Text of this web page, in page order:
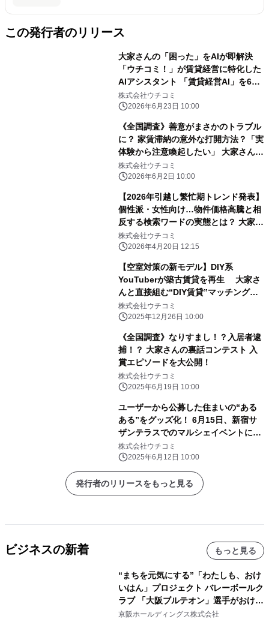
この発行者のリリース
大家さんの「困った」をAIが即解決
「ウチコミ！」が賃貸経営に特化した
AIアシスタント 「賃貸経営AI」を6月
23日より無料提供開始
株式会社ウチコミ
2026年6月23日 10:00
《全国調査》善意がまさかのトラブル
に？ 家賃滞納の意外な打開方法？「実
体験から注意喚起したい」 大家さんの
裏話コンテスト 入賞エピソード大公
開！
株式会社ウチコミ
2026年6月2日 10:00
【2026年引越し繁忙期トレンド発表】
個性派・女性向け…物件価格高騰と相
反する検索ワードの実態とは？ 大家さ
ん直接募集のウチコミ！検索分析結果
発表
株式会社ウチコミ
2026年4月20日 12:15
【空室対策の新モデル】DIY系
YouTuberが築古賃貸を再生 大家さ
んと直接組む“DIY賃貸”マッチング企
画を開始 第1回は2026年2月3日から
施工開始
株式会社ウチコミ
2025年12月26日 10:00
《全国調査》なりすまし！？入居者逮
捕！？ 大家さんの裏話コンテスト 入
賞エピソードを大公開！
株式会社ウチコミ
2025年6月19日 10:00
ユーザーから公募した住まいの“ある
ある”をグッズ化！ 6月15日、新宿サ
ザンテラスでのマルシェイベントに初
出店
株式会社ウチコミ
2025年6月12日 10:00
発行者のリリースをもっと見る
ビジネスの新着 もっと見る
“まちを元気にする”「わたしも、おけ
いはん」プロジェクト バレーボールク
ラブ 「大阪ブルテオン」選手がおけい
はんに。
京阪ホールディングス株式会社